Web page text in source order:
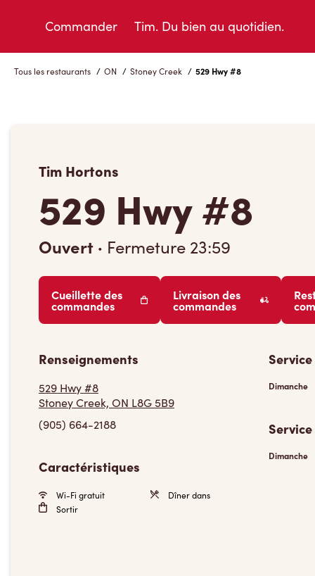
Commander Tim. Du bien au quotidien.
Tous les restaurants / ON / Stoney Creek / 529 Hwy #8
Tim Hortons
529 Hwy #8
Ouvert · Fermeture 23:59
Cueillette des
commandes
Livraison des
commandes
Renseignements
529 Hwy #8
Stoney Creek, ON L8G 5B9
(905) 664-2188
Caractéristiques
Wi-Fi gratuit
Dîner dans
Sortir
Dimanche
Dimanche